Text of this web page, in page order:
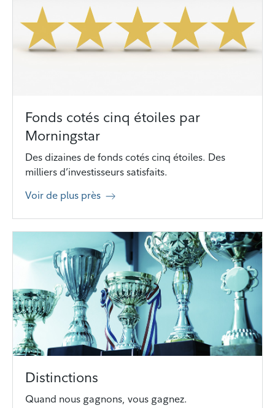
Fonds cotés cinq étoiles par
Morningstar
Des dizaines de fonds cotés cinq étoiles. Des
milliers d’investisseurs satisfaits.
Voir de plus près
Distinctions
Quand nous gagnons, vous gagnez.